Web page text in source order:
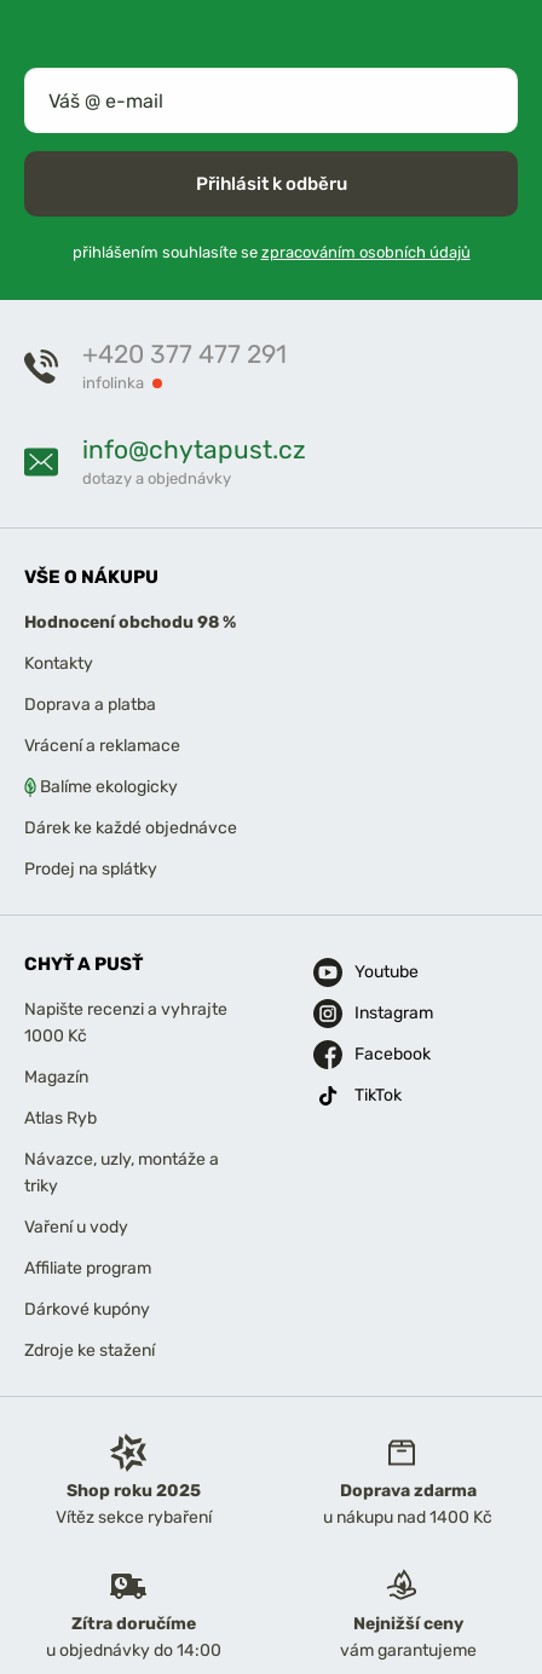
Přihlásit k odběru
přihlášením souhlasíte se zpracováním osobních údajů
Shop roku 2025
Vítěz sekce rybaření
Doprava zdarma
u nákupu nad 1400 Kč
Zítra doručíme
u objednávky do 14:00
Nejnižší ceny
vám garantujeme
+420 377 477 291
infolinka
info@chytapust.cz
dotazy a objednávky
VŠE O NÁKUPU
Hodnocení obchodu 98 %
Kontakty
Doprava a platba
Vrácení a reklamace
Balíme ekologicky
Dárek ke každé objednávce
Prodej na splátky
CHYŤ A PUSŤ
Napište recenzi a vyhrajte
1000 Kč
Magazín
Atlas Ryb
Návazce, uzly, montáže a
triky
Vaření u vody
Affiliate program
Dárkové kupóny
Zdroje ke stažení
Youtube
Instagram
Facebook
TikTok